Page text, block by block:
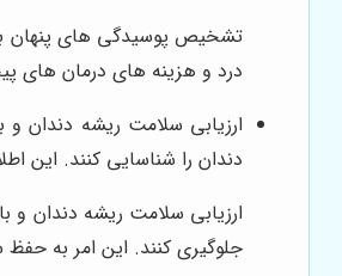
تشخیص پوسیدگی های پنهان با
درد و هزینه های درمان های
ارزیابی سلامت ریشه دندان
دندان را شناسایی کنند. این
ارزیابی سلامت ریشه دندان و
جلوگیری کنند. این امر به